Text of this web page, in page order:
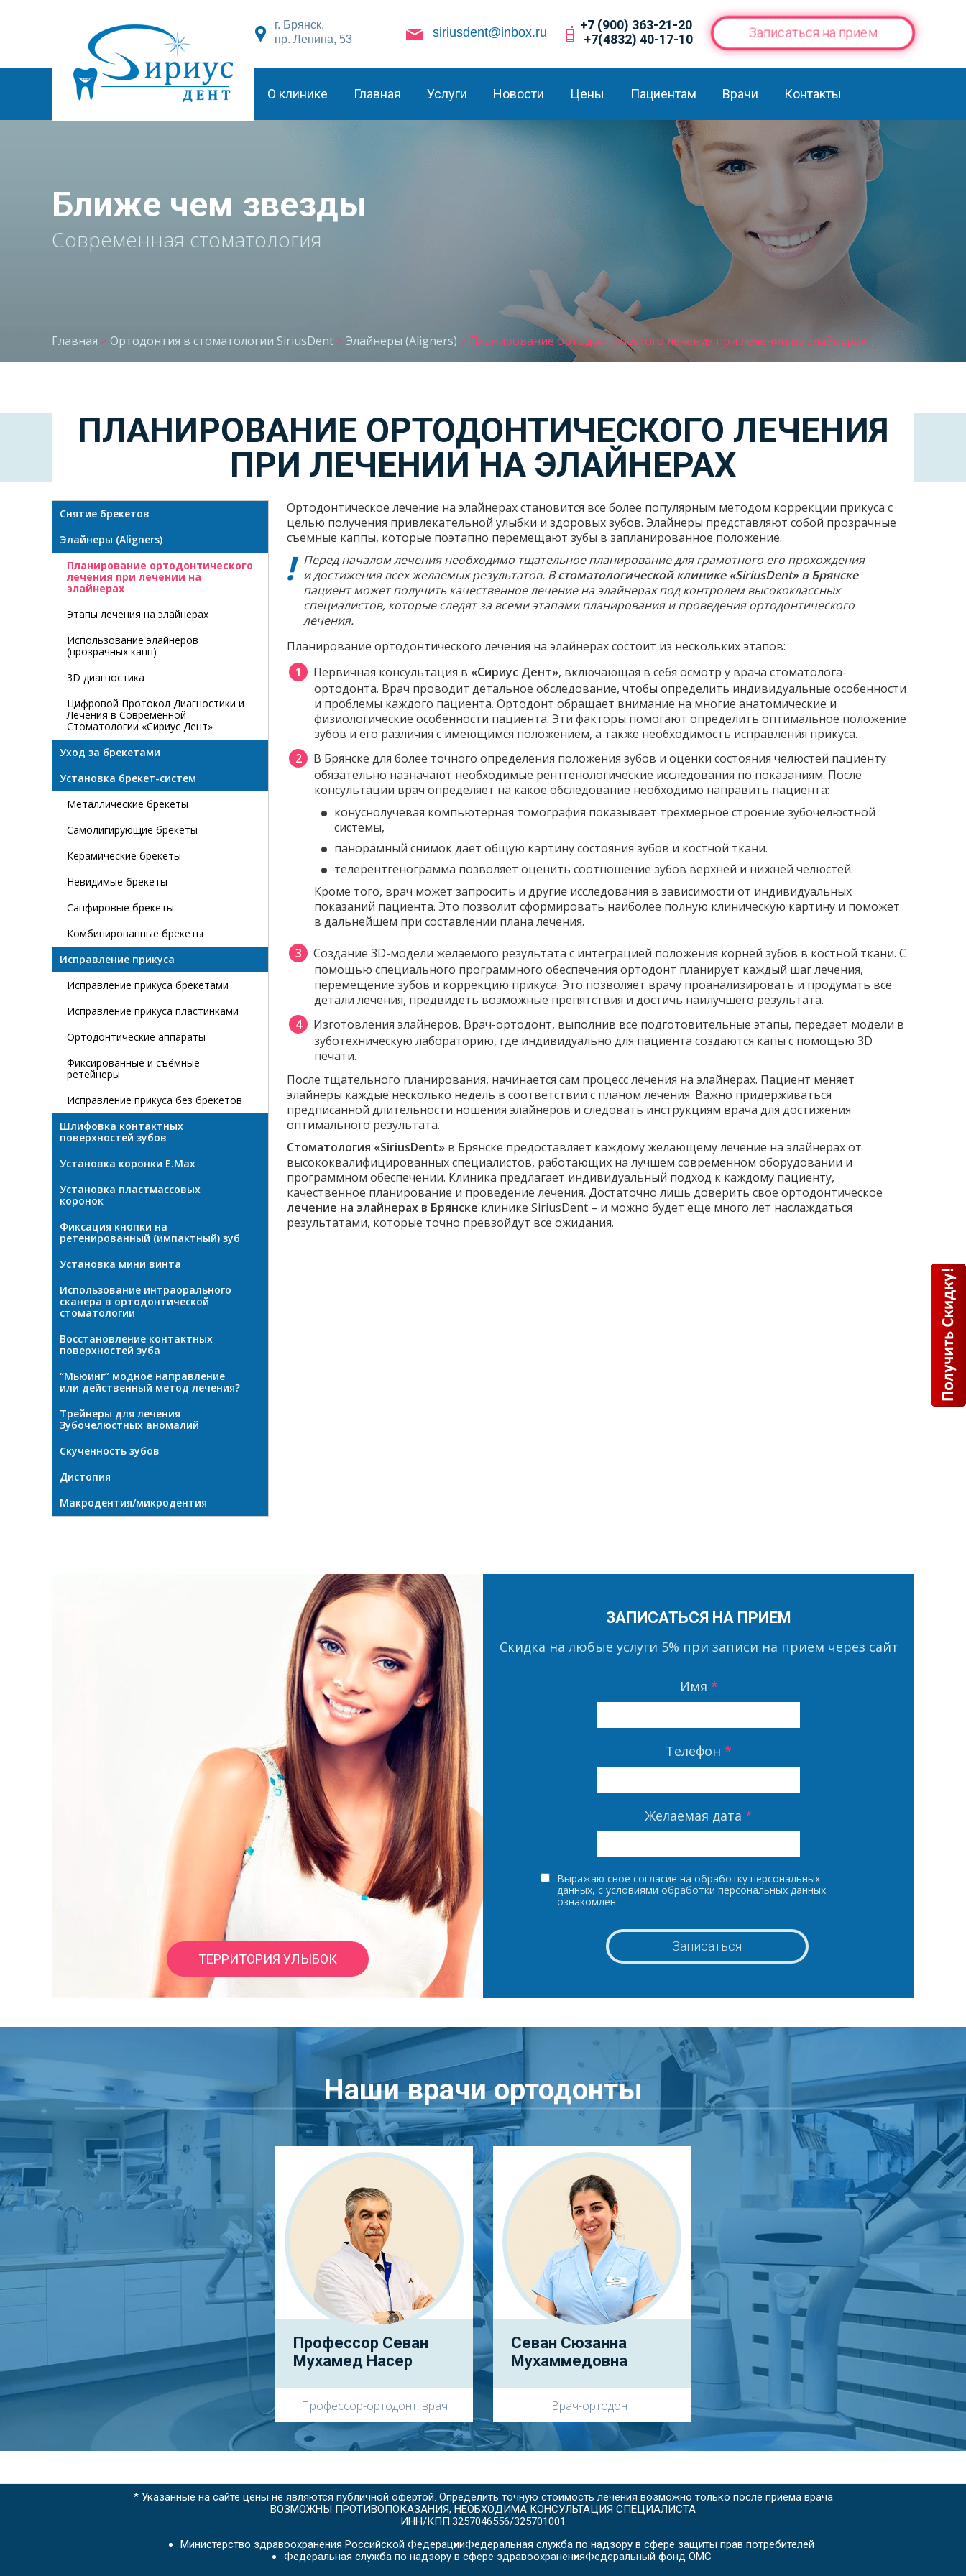
г. Брянск,
пр. Ленина, 53
siriusdent@inbox.ru
+7 (900) 363-21-20
+7(4832) 40-17-10
Записаться на прием
О клинике Главная Услуги Новости Цены Пациентам Врачи Контакты
Ближе чем звезды
Современная стоматология
Главная > Ортодонтия в стоматологии SiriusDent > Элайнеры (Aligners) > Планирование ортодонтического лечения при лечении на элайнерах
ПЛАНИРОВАНИЕ ОРТОДОНТИЧЕСКОГО ЛЕЧЕНИЯ
ПРИ ЛЕЧЕНИИ НА ЭЛАЙНЕРАХ
Снятие брекетов
Элайнеры (Aligners)
Планирование ортодонтического
лечения при лечении на
элайнерах
Этапы лечения на элайнерах
Использование элайнеров
(прозрачных капп)
3D диагностика
Цифровой Протокол Диагностики и
Лечения в Современной
Стоматологии «Сириус Дент»
Уход за брекетами
Установка брекет-систем
Металлические брекеты
Самолигирующие брекеты
Керамические брекеты
Невидимые брекеты
Сапфировые брекеты
Комбинированные брекеты
Исправление прикуса
Исправление прикуса брекетами
Исправление прикуса пластинками
Ортодонтические аппараты
Фиксированные и съёмные
ретейнеры
Исправление прикуса без брекетов
Шлифовка контактных
поверхностей зубов
Установка коронки E.Max
Установка пластмассовых
коронок
Фиксация кнопки на
ретенированный (импактный) зуб
Установка мини винта
Использование интраорального
сканера в ортодонтической
стоматологии
Восстановление контактных
поверхностей зуба
“Мьюинг” модное направление
или действенный метод лечения?
Трейнеры для лечения
Зубочелюстных аномалий
Скученность зубов
Дистопия
Макродентия/микродентия
Ортодонтическое лечение на элайнерах становится все более популярным методом коррекции прикуса с
целью получения привлекательной улыбки и здоровых зубов. Элайнеры представляют собой прозрачные
съемные каппы, которые поэтапно перемещают зубы в запланированное положение.
Перед началом лечения необходимо тщательное планирование для грамотного его прохождения
и достижения всех желаемых результатов. Встоматологической клинике «SiriusDent» в Брянске
пациент может получить качественное лечение на элайнерах под контролем высококлассных
специалистов, которые следят за всеми этапами планирования и проведения ортодонтического
лечения.
Планирование ортодонтического лечения на элайнерах состоит из нескольких этапов:
Первичная консультация в «Сириус Дент», включающая в себя осмотр у врача стоматолога-
ортодонта. Врач проводит детальное обследование, чтобы определить индивидуальные особенности
и проблемы каждого пациента. Ортодонт обращает внимание на многие анатомические и
физиологические особенности пациента. Эти факторы помогают определить оптимальное положение
зубов и его различия с имеющимся положением, а также необходимость исправления прикуса.
В Брянске для более точного определения положения зубов и оценки состояния челюстей пациенту
обязательно назначают необходимые рентгенологические исследования по показаниям. После
консультации врач определяет на какое обследование необходимо направить пациента:
конуснолучевая компьютерная томография показывает трехмерное строение зубочелюстной
системы,
панорамный снимок дает общую картину состояния зубов и костной ткани.
телерентгенограмма позволяет оценить соотношение зубов верхней и нижней челюстей.
Кроме того, врач может запросить и другие исследования в зависимости от индивидуальных
показаний пациента. Это позволит сформировать наиболее полную клиническую картину и поможет
в дальнейшем при составлении плана лечения.
Создание 3D-модели желаемого результата с интеграцией положения корней зубов в костной ткани. С
помощью специального программного обеспечения ортодонт планирует каждый шаг лечения,
перемещение зубов и коррекцию прикуса. Это позволяет врачу проанализировать и продумать все
детали лечения, предвидеть возможные препятствия и достичь наилучшего результата.
Изготовления элайнеров. Врач-ортодонт, выполнив все подготовительные этапы, передает модели в
зуботехническую лабораторию, где индивидуально для пациента создаются капы с помощью 3D
печати.
После тщательного планирования, начинается сам процесс лечения на элайнерах. Пациент меняет
элайнеры каждые несколько недель в соответствии с планом лечения. Важно придерживаться
предписанной длительности ношения элайнеров и следовать инструкциям врача для достижения
оптимального результата.
Стоматология «SiriusDent» в Брянске предоставляет каждому желающему лечение на элайнерах от
высококвалифицированных специалистов, работающих на лучшем современном оборудовании и
программном обеспечении. Клиника предлагает индивидуальный подход к каждому пациенту,
качественное планирование и проведение лечения. Достаточно лишь доверить свое ортодонтическое
лечение на элайнерах в Брянске клинике SiriusDent – и можно будет еще много лет наслаждаться
результатами, которые точно превзойдут все ожидания.
ТЕРРИТОРИЯ УЛЫБОК
ЗАПИСАТЬСЯ НА ПРИЕМ
Скидка на любые услуги 5% при записи на прием через сайт
Имя *
Телефон *
Желаемая дата *
Выражаю свое согласие на обработку персональных
данных, с условиями обработки персональных данных
ознакомлен
Наши врачи ортодонты
Профессор Севан
Мухамед Насер
Профессор-ортодонт, врач
Севан Сюзанна
Мухаммедовна
Врач-ортодонт
* Указанные на сайте цены не являются публичной офертой. Определить точную стоимость лечения возможно только после приёма врача
ВОЗМОЖНЫ ПРОТИВОПОКАЗАНИЯ, НЕОБХОДИМА КОНСУЛЬТАЦИЯ СПЕЦИАЛИСТА
ИНН/КПП:3257046556/325701001
Министерство здравоохранения Российской ФедерацииФедеральная служба по надзору в сфере защиты прав потребителей
Федеральная служба по надзору в сфере здравоохраненияФедеральный фонд ОМС